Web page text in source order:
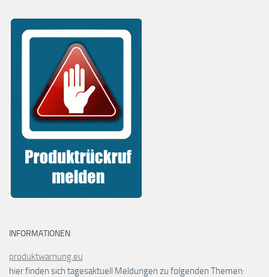
INFORMATIONEN
produktwarnung.eu
hier finden sich tagesaktuell Meldungen zu folgenden Themen: